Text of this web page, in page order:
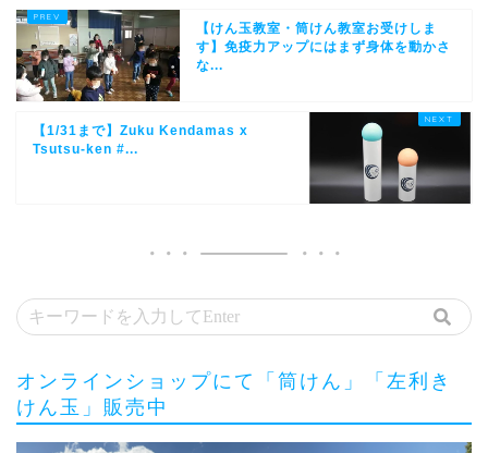
【けん玉教室・筒けん教室お受けしま
す】免疫力アップにはまず身体を動かさ
な...
【1/31まで】Zuku Kendamas x
Tsutsu-ken #...
オンラインショップにて「筒けん」「左利き
けん玉」販売中